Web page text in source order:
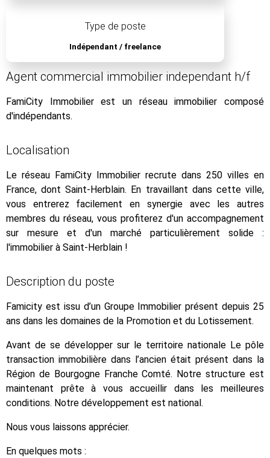
Type de poste
Indépendant / freelance
Agent commercial immobilier independant h/f
FamiCity Immobilier est un réseau immobilier composé
d'indépendants.
Localisation
Le réseau FamiCity Immobilier recrute dans 250 villes en
France, dont Saint-Herblain. En travaillant dans cette ville,
vous entrerez facilement en synergie avec les autres
membres du réseau, vous profiterez d'un accompagnement
sur mesure et d'un marché particulièrement solide :
l'immobilier à Saint-Herblain !
Description du poste
Famicity est issu d’un Groupe Immobilier présent depuis 25
ans dans les domaines de la Promotion et du Lotissement.
Avant de se développer sur le territoire nationale Le pôle
transaction immobilière dans l’ancien était présent dans la
Région de Bourgogne Franche Comté. Notre structure est
maintenant prête à vous accueillir dans les meilleures
conditions. Notre développement est national.
Nous vous laissons apprécier.
En quelques mots :